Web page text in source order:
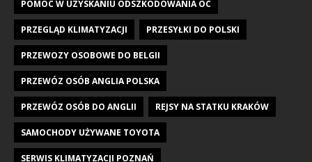
POMOC W UZYSKANIU ODSZKODOWANIA OC
PRZEGLĄD KLIMATYZACJI PRZESYŁKI DO POLSKI
PRZEWOZY OSOBOWE DO BELGII
PRZEWÓZ OSÓB ANGLIA POLSKA
PRZEWÓZ OSÓB DO ANGLII REJSY NA STATKU KRAKÓW
SAMOCHODY UŻYWANE TOYOTA
SERWIS KLIMATYZACJI POZNAŃ